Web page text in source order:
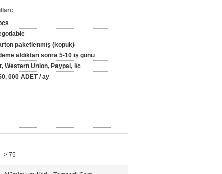
paketlenmiş (köpük)
aldıktan sonra 5-10 iş günü
Western Union, Paypal, l/c
000 ADET / ay
> 75